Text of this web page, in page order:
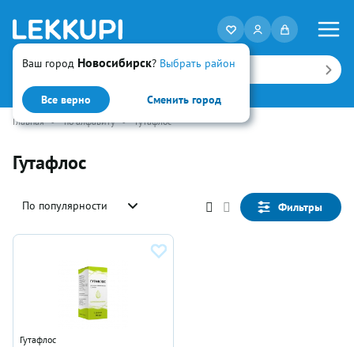
Ваш город Новосибирск? Выбрать район
Все верно Сменить город
Искать
Главная • по алфавиту • Гутафлос
Гутафлос
По популярности Фильтры
Гутафлос